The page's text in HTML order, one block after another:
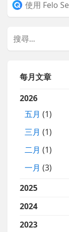
每月文章
2026
五月 (1)
三月 (1)
二月 (1)
一月 (3)
2025
2024
2023